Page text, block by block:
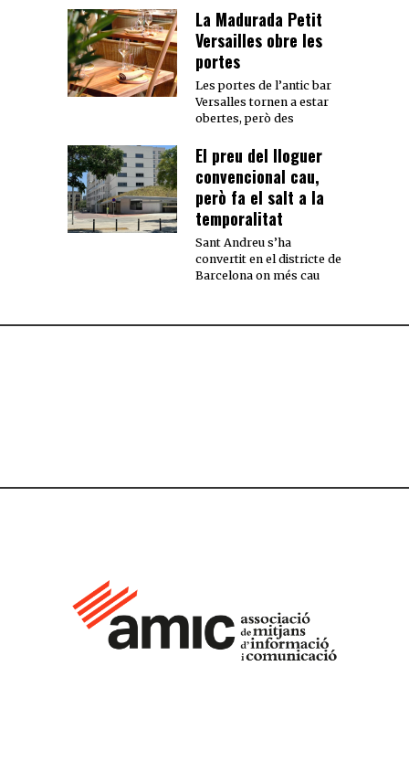
La Madurada Petit
Versailles obre les
portes
Les portes de l’antic bar
Versalles tornen a estar
obertes, però des
El preu del lloguer
convencional cau,
però fa el salt a la
temporalitat
Sant Andreu s’ha
convertit en el districte de
Barcelona on més cau